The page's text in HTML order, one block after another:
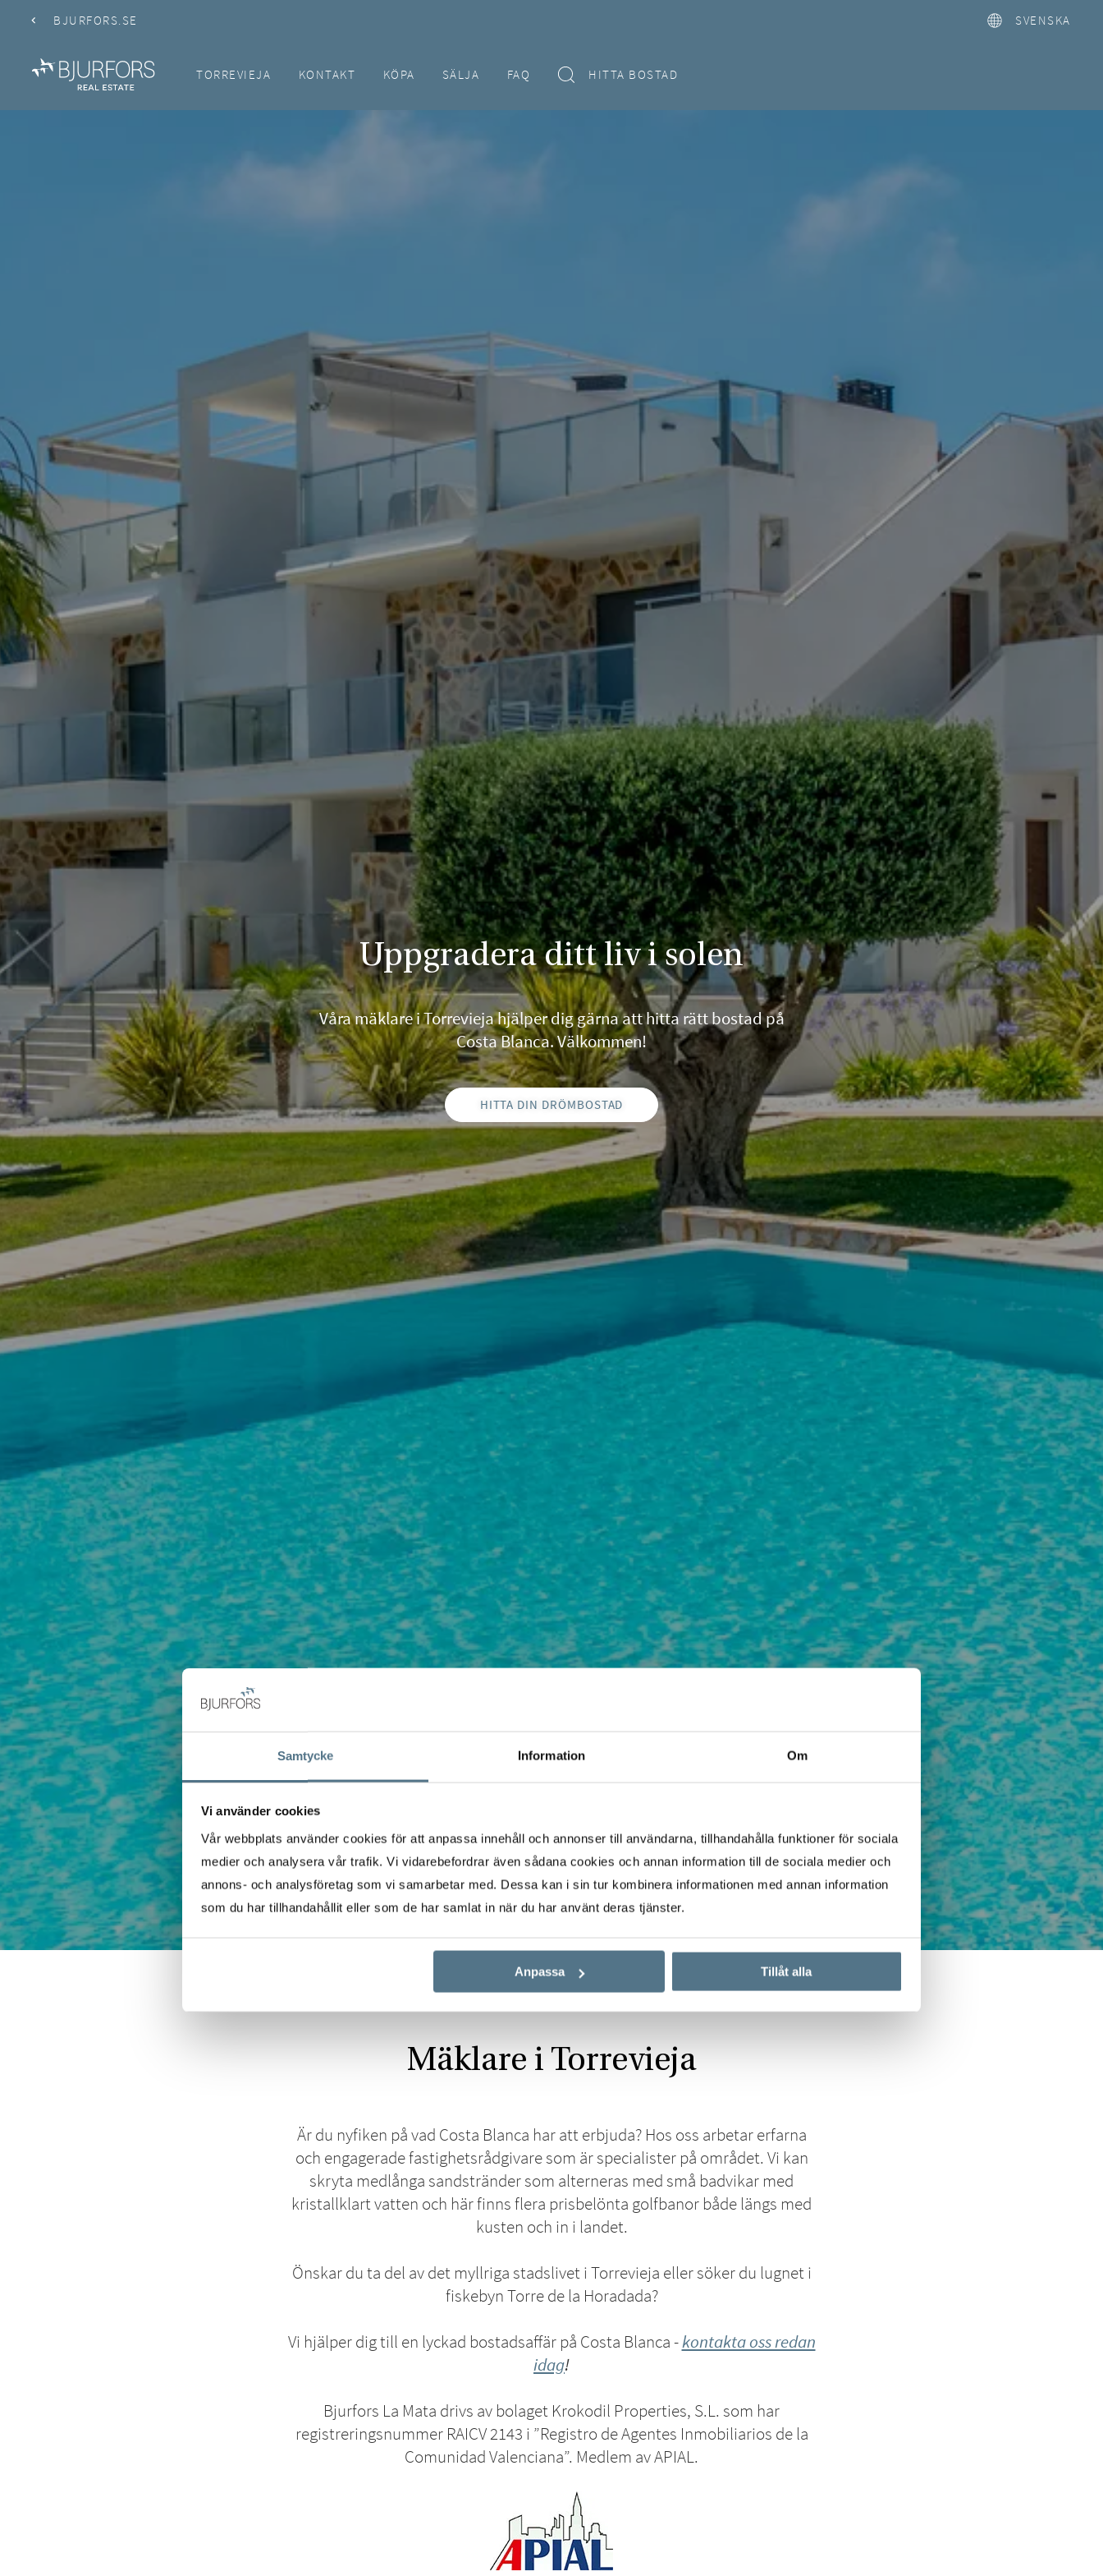
Samtycke Information Om
Vi använder cookies
Vår webbplats använder cookies för att anpassa innehåll och annonser till användarna, tillhandahålla funktioner för sociala
medier och analysera vår trafik. Vi vidarebefordrar även sådana cookies och annan information till de sociala medier och
annons- och analysföretag som vi samarbetar med. Dessa kan i sin tur kombinera informationen med annan information
som du har tillhandahållit eller som de har samlat in när du har använt deras tjänster.
Anpassa Tillåt alla
BJURFORS.SE SVENSKA
TORREVIEJA KONTAKT KÖPA SÄLJA FAQ HITTA BOSTAD
Uppgradera ditt liv i solen
Våra mäklare i Torrevieja hjälper dig gärna att hitta rätt bostad på
Costa Blanca. Välkommen!
HITTA DIN DRÖMBOSTAD
Real Estate Torrevieja
Mäklare i Torrevieja
Är du nyfiken på vad Costa Blanca har att erbjuda? Hos oss arbetar erfarna
och engagerade fastighetsrådgivare som är specialister på området. Vi kan
skryta medlånga sandstränder som alterneras med små badvikar med
kristallklart vatten och här finns flera prisbelönta golfbanor både längs med
kusten och in i landet.
Önskar du ta del av det myllriga stadslivet i Torrevieja eller söker du lugnet i
fiskebyn Torre de la Horadada?
Vi hjälper dig till en lyckad bostadsaffär på Costa Blanca -kontakta oss redan
idag!
Bjurfors La Mata drivs av bolaget Krokodil Properties, S.L. som har
registreringsnummer RAICV 2143 i ”Registro de Agentes Inmobiliarios de la
Comunidad Valenciana”. Medlem av APIAL.